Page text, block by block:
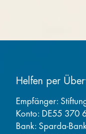
Helfen per
Empfänger:
Konto: DE55 370
Bank: Sparda-